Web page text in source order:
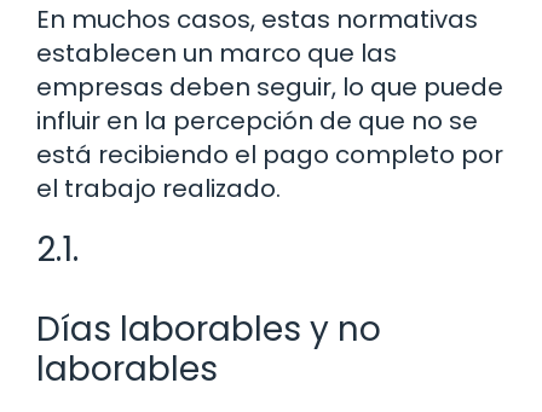
En muchos casos, estas normativas
establecen un marco que las
empresas deben seguir, lo que puede
influir en la percepción de que no se
está recibiendo el pago completo por
el trabajo realizado.
2.1.
Días laborables y no
laborables